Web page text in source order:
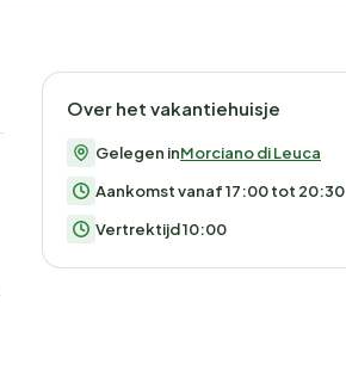
Over het vakantiehuisje
Gelegen inMorciano di Leuca
Aankomst vanaf 17:00 tot 20:30
Vertrektijd 10:00